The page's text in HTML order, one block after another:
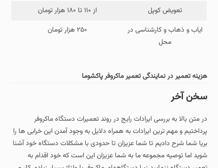
تعویض کوپل
از ۱۱۰ تا ۱۸۰ هزار تومان
ایاب و ذهاب و کارشناسی در
محل
۲۵۰ هزار تومان
هزینه تعمیر در نمایندگی تعمیر ماکروفر پاکشوما
سخن آخر
در متن بالا به بررسی ایرادات رایج در روند تعمیرات دستگاه ماکروفر
پرداختیم و مهم ترین ایرادات به همراه دلایل به وجود آمدن این خرابی ها را
بریا شما شرح دادیم تا شما عزیزان تا حدودی با مشکلات دستگاه خود آشنا
شوید اما توصیه مجموعه ما به شما عزیزان این است که خود اقدام به